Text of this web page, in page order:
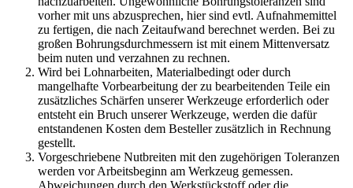
vorher mit uns abzusprechen, hier sind evtl. Aufnahmemittel
zu fertigen, die nach Zeitaufwand berechnet werden. Bei zu
großen Bohrungsdurchmessern ist mit einem Mittenversatz
beim nuten und verzahnen zu rechnen.
Wird bei Lohnarbeiten, Materialbedingt oder durch
mangelhafte Vorbearbeitung der zu bearbeitenden Teile ein
zusätzliches Schärfen unserer Werkzeuge erforderlich oder
entsteht ein Bruch unserer Werkzeuge, werden die dafür
entstandenen Kosten dem Besteller zusätzlich in Rechnung
gestellt.
Vorgeschriebene Nutbreiten mit den zugehörigen Toleranzen
werden vor Arbeitsbeginn am Werkzeug gemessen.
Abweichungen durch den Werkstückstoff oder die